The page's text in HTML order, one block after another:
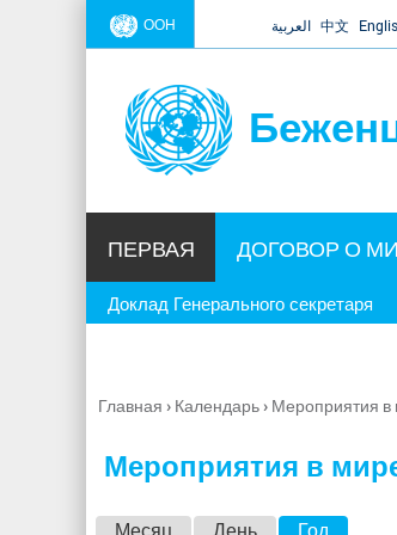
ООН العربية 中文
ПЕРВАЯ ДОГОВОР О
Доклад Генерального секретаря
Вы
Главная › Календарь› Мероприятия в
Мероприятия в